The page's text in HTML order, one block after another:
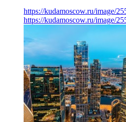
https://kudamoscow.ru/image/
https://kudamoscow.ru/image/